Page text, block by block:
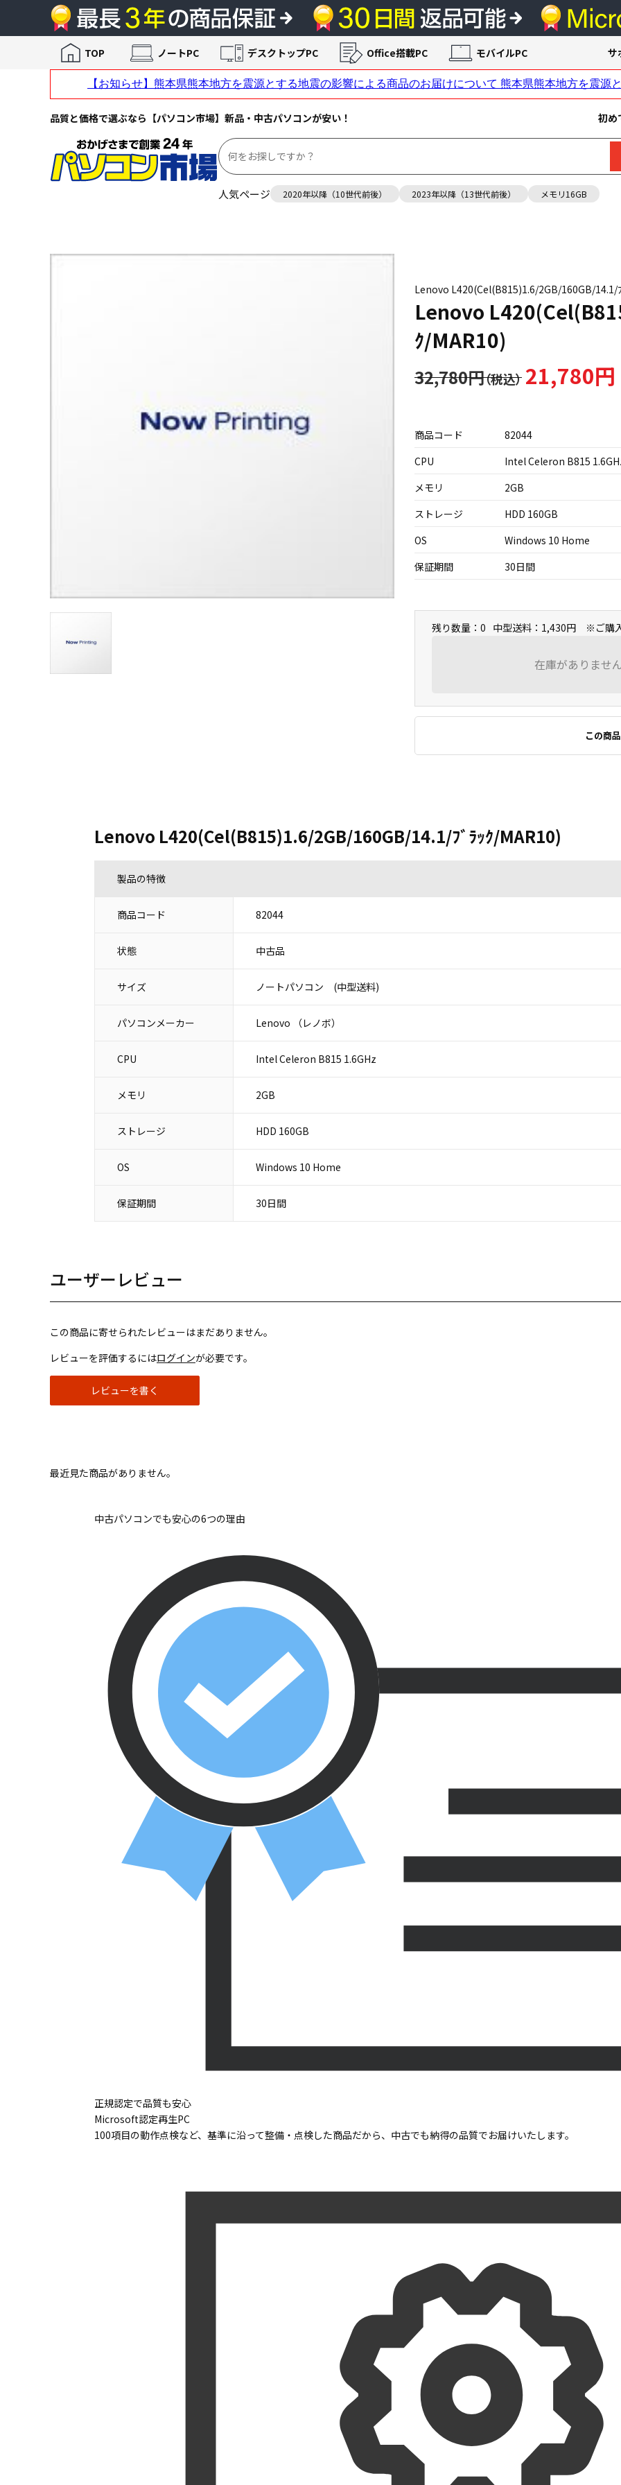
品質と価格で選ぶなら【パソコン市場】新品・中古パソコンが安い！ 初め
人気ページ 2020年以降（10世代前後） 2023年以降（13世代前後） メモリ16GB
TOP ノートPC デスクトップPC Office搭載PC モバイルPC サ
Lenovo L420(Cel(B815)1.6/2GB/160GB/14.1/
Lenovo
ｸ/MAR10)
21,780円
32,780円
商品コード
82044
CPU
Intel Celeron B815
メモリ
2GB
ストレージ
HDD 160GB
OS
Windows 10 Home
保証期間
30日間
残り数量：0 中型送料：1,430円 ※ご購入
在庫がありませ
この商
Lenovo L420(Cel(B815)1.6/2GB/160GB/14.1/ﾌﾞﾗｯｸ/MAR10)
製品の特徴
商品コード 82044
状態 中古品
サイズ ノートパソコン (中型送料)
パソコンメーカー Lenovo （レノボ）
CPU Intel Celeron B815 1.6GHz
メモリ 2GB
ストレージ HDD 160GB
OS Windows 10 Home
保証期間 30日間
ユーザーレビュー
この商品に寄せられたレビューはまだありません。
レビューを評価するにはログインが必要です。
レビューを書く
最近見た商品がありません。
中古パソコンでも安心の6つの理由
正規認定で品質も安心
Microsoft認定再生PC
100項目の動作点検など、基準に沿って整備・点検した商品だから、中古でも納得の品質でお届けいたします。